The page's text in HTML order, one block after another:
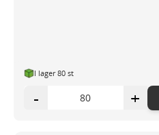
I lager 80 st
- +